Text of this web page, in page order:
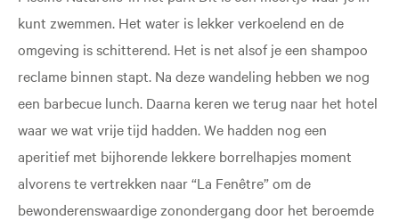
kunt zwemmen. Het water is lekker verkoelend en de
omgeving is schitterend. Het is net alsof je een shampoo
reclame binnen stapt. Na deze wandeling hebben we nog
een barbecue lunch. Daarna keren we terug naar het hotel
waar we wat vrije tijd hadden. We hadden nog een
aperitief met bijhorende lekkere borrelhapjes moment
alvorens te vertrekken naar “La Fenêtre” om de
bewonderenswaardige zonondergang door het beroemde